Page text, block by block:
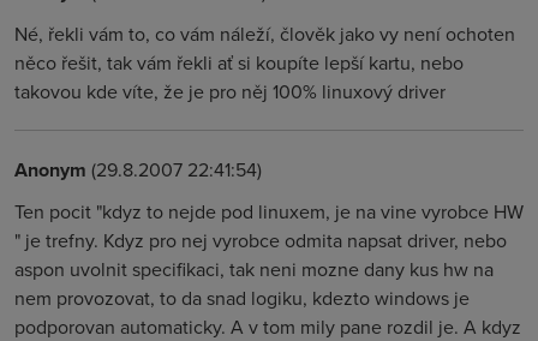
Né, řekli vám to, co vám náleží, člověk jako vy není ochoten
něco řešit, tak vám řekli ať si koupíte lepší kartu, nebo
takovou kde víte, že je pro něj 100% linuxový driver
Anonym (29.8.2007 22:41:54)
Ten pocit "kdyz to nejde pod linuxem, je na vine vyrobce HW
" je trefny. Kdyz pro nej vyrobce odmita napsat driver, nebo
aspon uvolnit specifikaci, tak neni mozne dany kus hw na
nem provozovat, to da snad logiku, kdezto windows je
podporovan automaticky. A v tom mily pane rozdil je. A kdyz